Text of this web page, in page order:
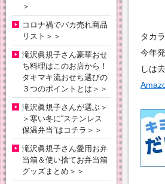
タカ
今年
しは
＞
コロナ禍でバカ売れ商品
リスト＞＞
滝沢眞規子さん豪華おせ
ち料理はこのお店から！
タキマキ流おせち選びの
３つのポイントとは＞＞
滝沢眞規子さんが選ぶ＞
＞寒い冬に“ステンレス
保温弁当”はコチラ＞＞
滝沢眞規子さん愛用お弁
当箱＆使い捨てお弁当箱
グッズまとめ＞＞